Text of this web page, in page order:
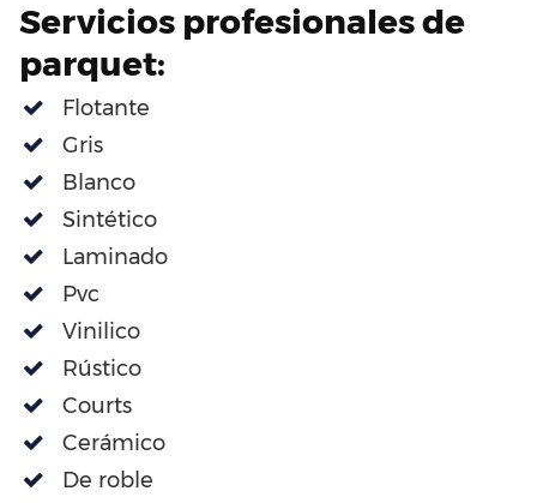
Servicios profesionales de
parquet:
Flotante
Gris
Blanco
Sintético
Laminado
Pvc
Vinilico
Rústico
Courts
Cerámico
De roble